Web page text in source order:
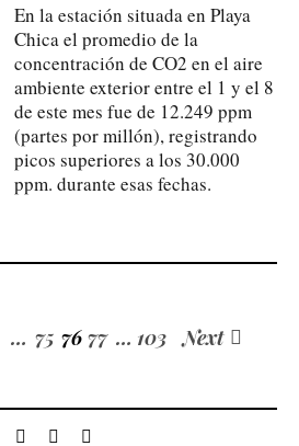
En la estación situada en Playa
Chica el promedio de la
concentración de CO2 en el aire
ambiente exterior entre el 1 y el 8
de este mes fue de 12.249 ppm
(partes por millón), registrando
picos superiores a los 30.000
ppm. durante esas fechas.
… 75 76 77 … 103 Next